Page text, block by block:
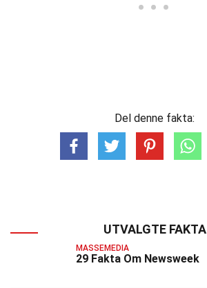
Del denne fakta:
UTVALGTE FAKTA
MASSEMEDIA
29 Fakta Om Newsweek